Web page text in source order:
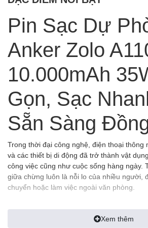
Pin Sạc Dự
Anker Zolo
10.000mAh
Gọn, Sạc
Sẵn Sàng
Trong thời đại công nghệ, điện thoại thông
và các thiết bị di động đã trở thành vật
công việc cũng như cuộc sống hàng ngày.
giữa chừng luôn là nỗi lo của nhiều người,
chuyển hoặc làm việc ngoài văn phòng.
Anker Zolo A110L 10.000mAh 35W
Xem thêm